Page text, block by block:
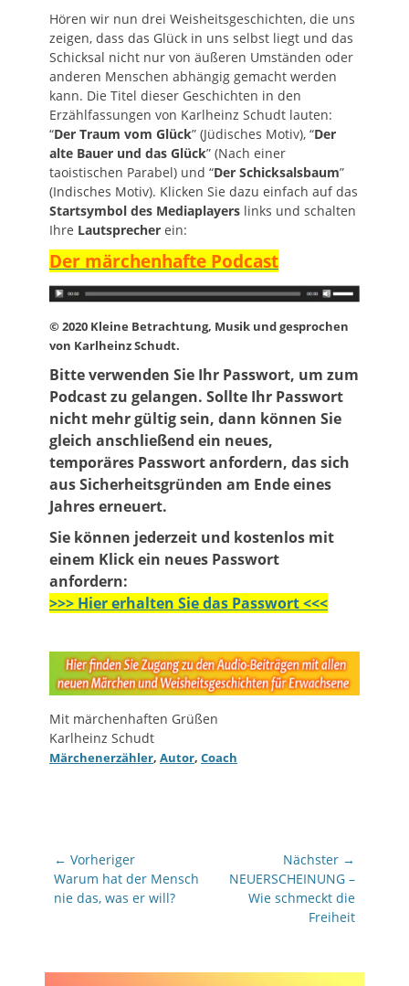
Hören wir nun drei Weisheitsgeschichten, die uns
zeigen, dass das Glück in uns selbst liegt und das
Schicksal nicht nur von äußeren Umständen oder
anderen Menschen abhängig gemacht werden
kann. Die Titel dieser Geschichten in den
Erzählfassungen von Karlheinz Schudt lauten:
“Der Traum vom Glück” (Jüdisches Motiv), “Der
alte Bauer und das Glück” (Nach einer
taoistischen Parabel) und “Der Schicksalsbaum”
(Indisches Motiv). Klicken Sie dazu einfach auf das
Startsymbol des Mediaplayers links und schalten
Ihre Lautsprecher ein:
Der märchenhafte Podcast
© 2020 Kleine Betrachtung, Musik und gesprochen
von Karlheinz Schudt.
Bitte verwenden Sie Ihr Passwort, um zum
Podcast zu gelangen. Sollte Ihr Passwort
nicht mehr gültig sein, dann können Sie
gleich anschließend ein neues,
temporäres Passwort anfordern, das sich
aus Sicherheitsgründen am Ende eines
Jahres erneuert.
Sie können jederzeit und kostenlos mit
einem Klick ein neues Passwort
anfordern:
>>> Hier erhalten Sie das Passwort <<<
Mit märchenhaften Grüßen
Karlheinz Schudt
Märchenerzähler, Autor, Coach
Beitragsnavigation
← Vorheriger
Vorheriger
Beitrag:
Warum hat der Mensch
nie das, was er will?
Nächster →
Nächster
Beitrag:
NEUERSCHEINUNG –
Wie schmeckt die
Freiheit